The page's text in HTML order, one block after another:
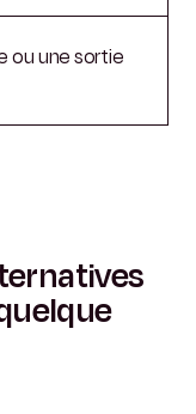
ou une sortie